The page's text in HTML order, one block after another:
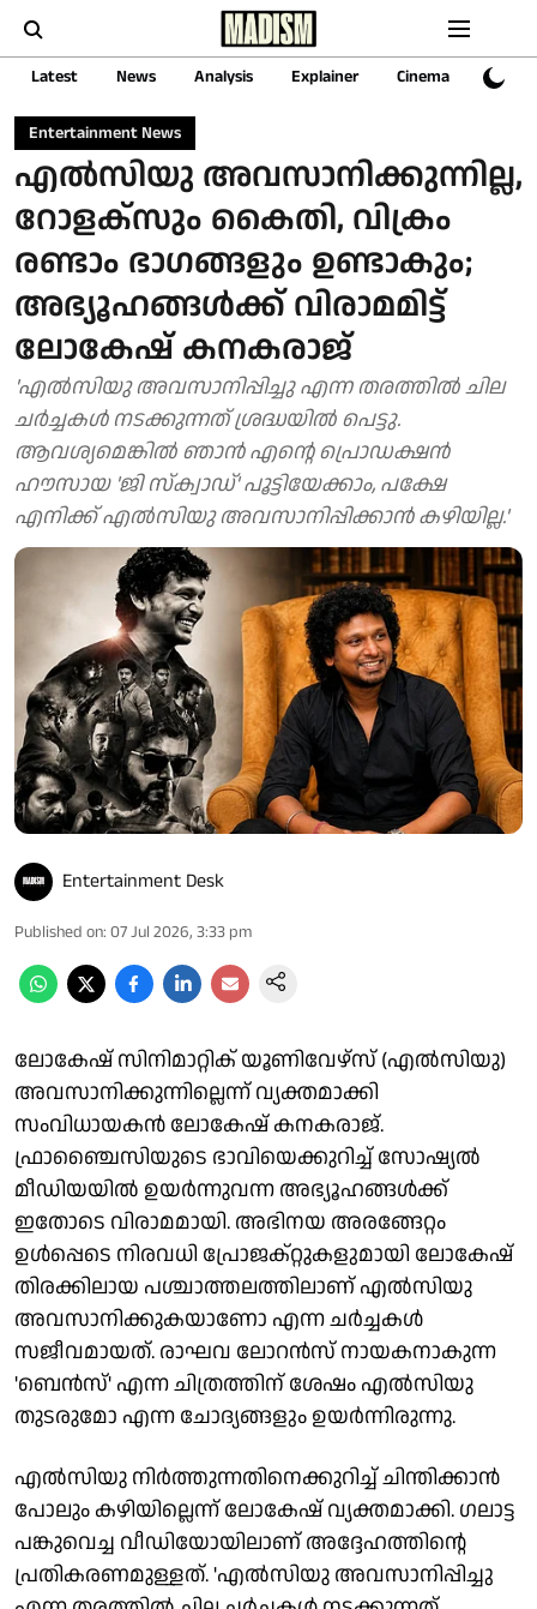
Latest News Analysis Explainer Cinema Sports
Entertainment News
എല്‍സിയു അവസാനിക്കുന്നില്ല,
റോളക്‌സും കൈതി, വിക്രം
രണ്ടാം ഭാഗങ്ങളും ഉണ്ടാകും;
അഭ്യൂഹങ്ങള്‍ക്ക് വിരാമമിട്ട്
ലോകേഷ് കനകരാജ്
'എല്‍സിയു അവസാനിപ്പിച്ചു എന്ന തരത്തില്‍ ചില
ചര്‍ച്ചകള്‍ നടക്കുന്നത് ശ്രദ്ധയില്‍ പെട്ടു.
ആവശ്യമെങ്കില്‍ ഞാന്‍ എന്റെ പ്രൊഡക്ഷന്‍
ഹൗസായ 'ജി സ്‌ക്വാഡ്' പൂട്ടിയേക്കാം, പക്ഷേ
എനിക്ക് എല്‍സിയു അവസാനിപ്പിക്കാന്‍ കഴിയില്ല.'
Entertainment Desk
Published on: 07 Jul 2026, 3:33 pm
ലോകേഷ് സിനിമാറ്റിക് യൂണിവേഴ്‌സ് (എല്‍സിയു)
അവസാനിക്കുന്നില്ലെന്ന് വ്യക്തമാക്കി
സംവിധായകന്‍ ലോകേഷ് കനകരാജ്.
ഫ്രാഞ്ചൈസിയുടെ ഭാവിയെക്കുറിച്ച് സോഷ്യല്‍
മീഡിയയില്‍ ഉയര്‍ന്നുവന്ന അഭ്യൂഹങ്ങള്‍ക്ക്
ഇതോടെ വിരാമമായി. അഭിനയ അരങ്ങേറ്റം
ഉള്‍പ്പെടെ നിരവധി പ്രോജക്റ്റുകളുമായി ലോകേഷ്
തിരക്കിലായ പശ്ചാത്തലത്തിലാണ് എല്‍സിയു
അവസാനിക്കുകയാണോ എന്ന ചര്‍ച്ചകള്‍
സജീവമായത്. രാഘവ ലോറന്‍സ് നായകനാകുന്ന
'ബെന്‍സ്' എന്ന ചിത്രത്തിന് ശേഷം എല്‍സിയു
തുടരുമോ എന്ന ചോദ്യങ്ങളും ഉയര്‍ന്നിരുന്നു.
എല്‍സിയു നിര്‍ത്തുന്നതിനെക്കുറിച്ച് ചിന്തിക്കാന്‍
പോലും കഴിയില്ലെന്ന് ലോകേഷ് വ്യക്തമാക്കി. ഗലാട്ട
പങ്കുവെച്ച വീഡിയോയിലാണ് അദ്ദേഹത്തിന്റെ
പ്രതികരണമുള്ളത്. 'എല്‍സിയു അവസാനിപ്പിച്ചു